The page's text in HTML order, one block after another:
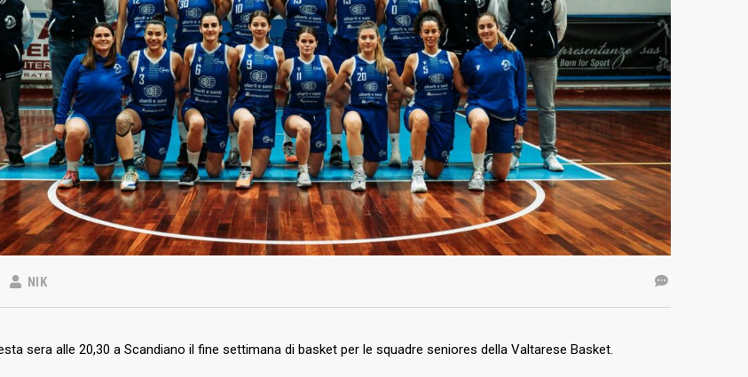
NIK
sera alle 20,30 a Scandiano il fine settimana di basket per le squadre seniores della Valtarese Basket.